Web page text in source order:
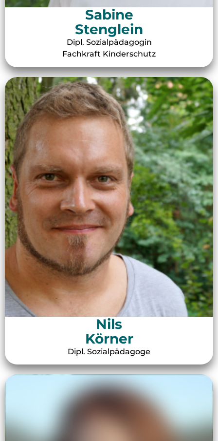
Sabine
Stenglein
Dipl. Sozialpädagogin
Fachkraft Kinderschutz
Nils
Körner
Dipl. Sozialpädagoge